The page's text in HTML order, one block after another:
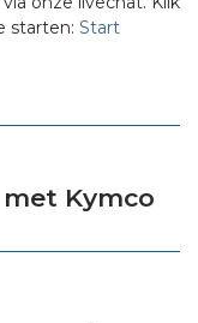
starten: Start
Kymco